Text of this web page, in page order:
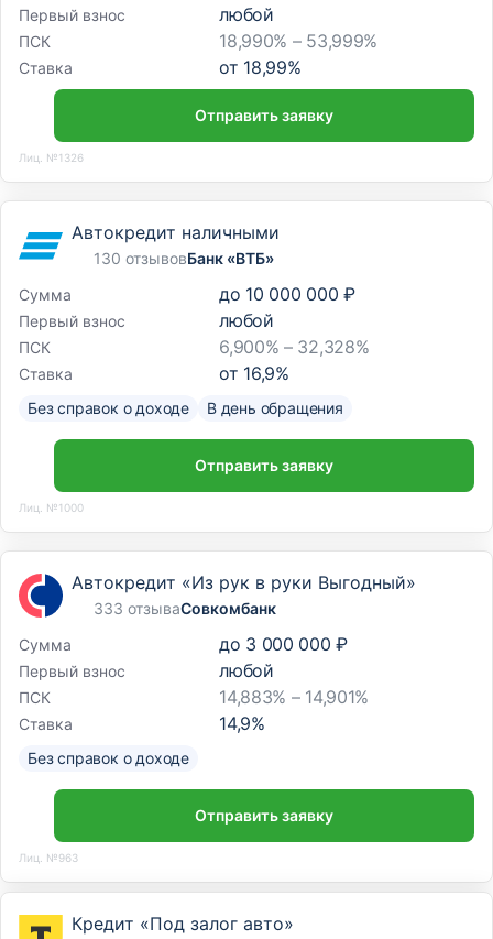
Первый взнос любой
ПСК 18,990% – 53,999%
Ставка от 18,99%
Отправить заявку
Лиц. №1326
Автокредит наличными
130 отзывовБанк «ВТБ»
Сумма
до 10 000 000 ₽
Первый взнос любой
ПСК 6,900% – 32,328%
Ставка от 16,9%
Без справок о доходе В день обращения
Отправить заявку
Лиц. №1000
Автокредит «Из рук в руки Выгодный»
333 отзываСовкомбанк
Сумма
до 3 000 000 ₽
Первый взнос любой
ПСК 14,883% – 14,901%
Ставка 14,9%
Без справок о доходе
Отправить заявку
Лиц. №963
Кредит «Под залог авто»